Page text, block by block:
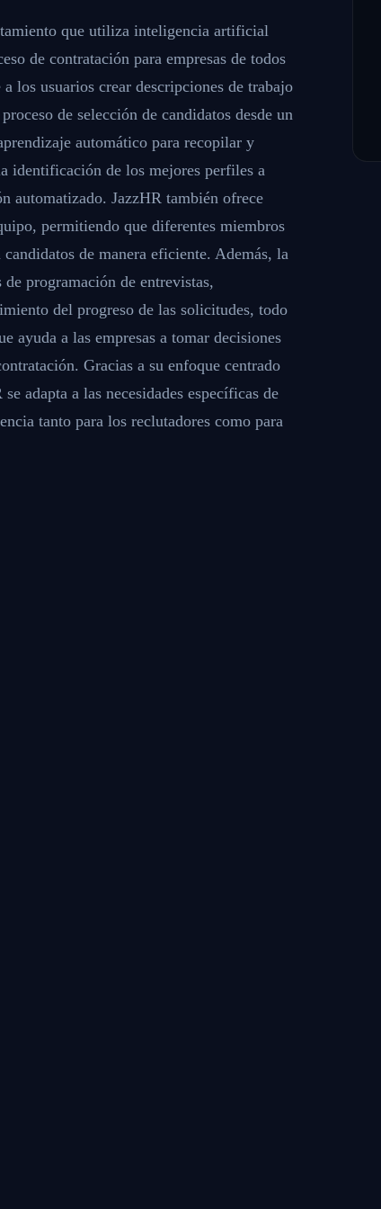
que utiliza inteligencia artificial
de contratación para empresas de todos
los usuarios crear descripciones de trabajo
de selección de candidatos desde un
automático para recopilar y
identificación de los mejores perfiles a
automatizado. JazzHR también ofrece
permitiendo que diferentes miembros
de manera eficiente. Además, la
programación de entrevistas,
del progreso de las solicitudes, todo
ayuda a las empresas a tomar decisiones
Gracias a su enfoque centrado
adapta a las necesidades específicas de
tanto para los reclutadores como para